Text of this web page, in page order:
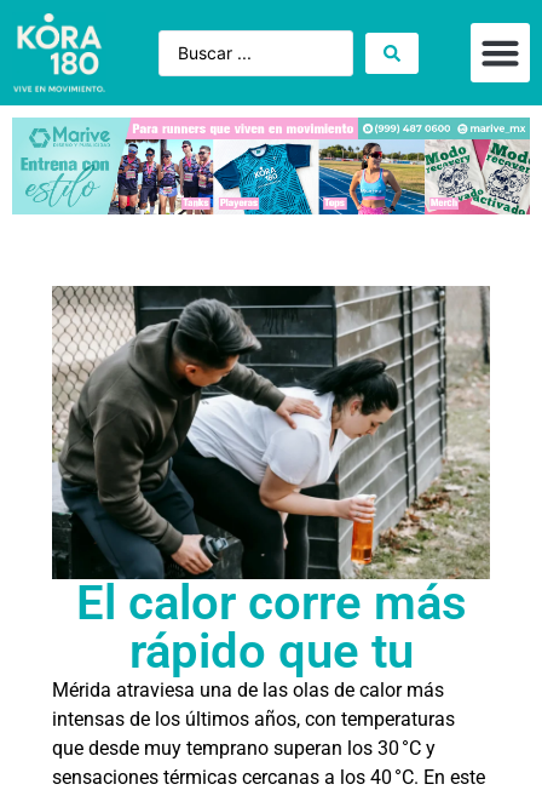
El calor corre más
rápido que tu
Mérida atraviesa una de las olas de calor más
intensas de los últimos años, con temperaturas
que desde muy temprano superan los 30 °C y
sensaciones térmicas cercanas a los 40 °C. En este